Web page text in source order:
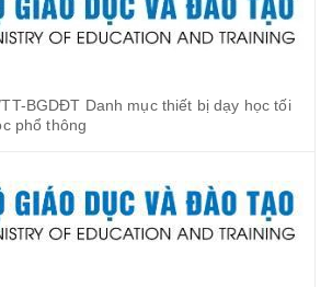
BGDĐT Danh mục thiết bị dạy học tối
phổ thông